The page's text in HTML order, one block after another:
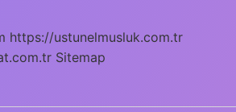
https://ustunelmusluk.com.tr
Sitemap